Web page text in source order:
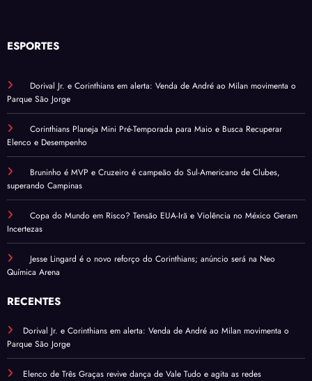
ESPORTES
Dorival Jr. e Corinthians em alerta: Venda de André ao Milan movimenta o
Parque São Jorge
Corinthians Planeja Mini Pré-Temporada para Maio e Busca Recuperar
Elenco e Desempenho
Bruninho é MVP e Cruzeiro é campeão do Sul-Americano de Clubes,
superando Campinas
Copa do Mundo em Risco? Tensão EUA-Irã e Violência no México Geram
Incertezas
Jesse Lingard é o novo reforço do Corinthians; anúncio será na Neo
Química Arena
RECENTES
Dorival Jr. e Corinthians em alerta: Venda de André ao Milan movimenta o
Parque São Jorge
Elenco de Três Graças revive dança de Vale Tudo e agita as redes